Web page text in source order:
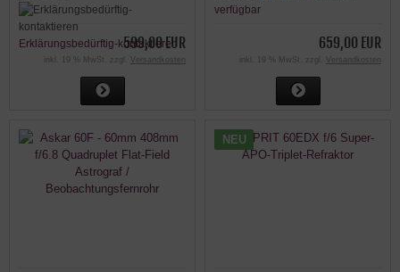
Erklärungsbedürftig-kontaktieren
599,00 EUR
inkl. 19 % MwSt. zzgl. Versandkosten
verfügbar
659,00 EUR
inkl. 19 % MwSt. zzgl. Versandkosten
NEU